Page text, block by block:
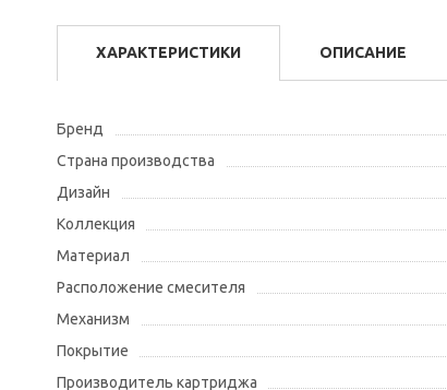
ХАРАКТЕРИСТИКИ ОПИСАНИЕ
Бренд
Страна производства
Дизайн
Коллекция
Материал
Расположение смесителя
Механизм
Покрытие
Производитель картриджа